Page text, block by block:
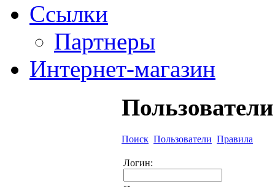
Ссылки
Партнеры
Интернет-магазин
Пользователи
Поиск Пользователи Правила
Логин: